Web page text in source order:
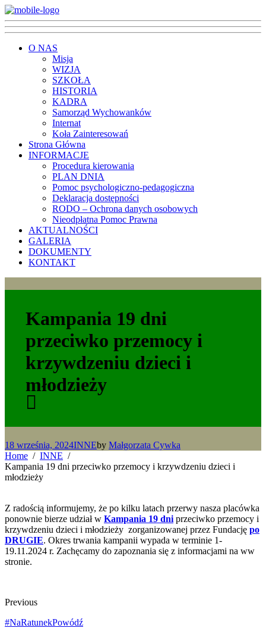
O NAS
Misja
WIZJA
SZKOŁA
HISTORIA
KADRA
Samorząd Wychowanków
Internat
Koła Zainteresowań
Strona Główna
INFORMACJE
Procedura kierowania
PLAN DNIA
Pomoc psychologiczno-pedagogiczna
Deklaracja dostępności
RODO – Ochrona danych osobowych
Nieodpłatna Pomoc Prawna
AKTUALNOŚCI
GALERIA
DOKUMENTY
KONTAKT
Kampania 19 dni
przeciwko przemocy i
krzywdzeniu dzieci i
młodzieży
18 września, 2024INNEby Małgorzata Cywka
Home
INNE
Kampania 19 dni przeciwko przemocy i krzywdzeniu dzieci i
młodzieży
Z radością informujemy, że po kilku latach przerwy nasza placówka
ponownie bierze udział w Kampania 19 dni przeciwko przemocy i
krzywdzeniu dzieci i młodzieży zorganizowanej przez Fundację po
DRUGIE. Okres trwania kampanii wypada w terminie 1-
19.11.2024 r. Zachęcamy do zapoznania się z informacjami na ww
stronie.
Previous
#NaRatunekPowódź